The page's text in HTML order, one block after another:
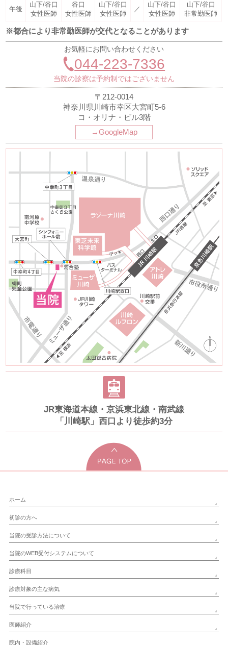
午後
山下/谷口
女性医師
谷口
女性医師
山下/谷口
女性医師
／
山下/谷口
女性医師
山下/谷口
非常勤医師
※都合により非常勤医師が交代となることがあります
お気軽にお問い合わせください
044-223-7336
当院の診察は予約制ではございません
〒212-0014
神奈川県川崎市幸区大宮町5-6
コ・オリナ・ビル3階
→GoogleMap
JR東海道本線・京浜東北線・南武線
「川崎駅」西口より徒歩約3分
ホーム
初診の方へ
当院の受診方法について
当院のWEB受付システムについて
診療科目
診療対象の主な病気
当院で行っている治療
医師紹介
院内・設備紹介